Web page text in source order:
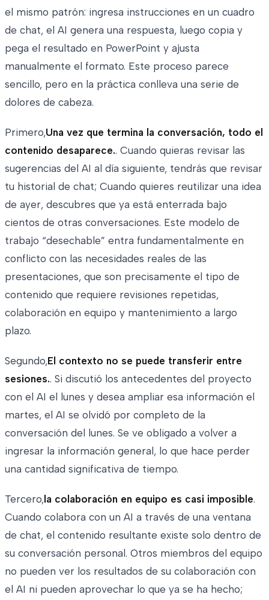
el mismo patrón: ingresa instrucciones en un cuadro
de chat, el AI genera una respuesta, luego copia y
pega el resultado en PowerPoint y ajusta
manualmente el formato. Este proceso parece
sencillo, pero en la práctica conlleva una serie de
dolores de cabeza.
Primero,Una vez que termina la conversación, todo el
contenido desaparece.. Cuando quieras revisar las
sugerencias del AI al día siguiente, tendrás que revisar
tu historial de chat; Cuando quieres reutilizar una idea
de ayer, descubres que ya está enterrada bajo
cientos de otras conversaciones. Este modelo de
trabajo “desechable” entra fundamentalmente en
conflicto con las necesidades reales de las
presentaciones, que son precisamente el tipo de
contenido que requiere revisiones repetidas,
colaboración en equipo y mantenimiento a largo
plazo.
Segundo,El contexto no se puede transferir entre
sesiones.. Si discutió los antecedentes del proyecto
con el AI el lunes y desea ampliar esa información el
martes, el AI se olvidó por completo de la
conversación del lunes. Se ve obligado a volver a
ingresar la información general, lo que hace perder
una cantidad significativa de tiempo.
Tercero,la colaboración en equipo es casi imposible.
Cuando colabora con un AI a través de una ventana
de chat, el contenido resultante existe solo dentro de
su conversación personal. Otros miembros del equipo
no pueden ver los resultados de su colaboración con
el AI ni pueden aprovechar lo que ya se ha hecho;